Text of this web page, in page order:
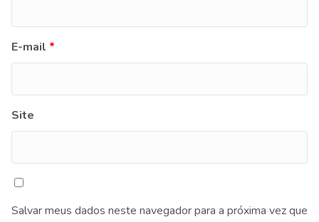
E-mail *
Site
Salvar meus dados neste navegador para a próxima vez que